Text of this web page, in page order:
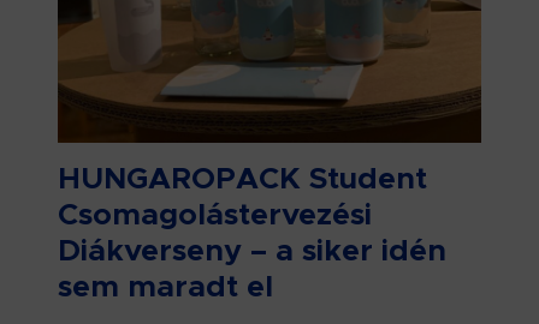
HUNGAROPACK Student
Csomagolástervezési
Diákverseny – a siker idén
sem maradt el